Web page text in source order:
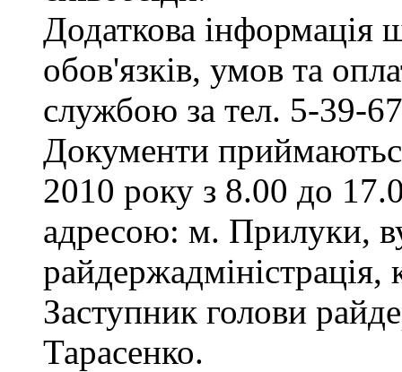
Додаткова інформація
обов'язків, умов та
службою за тел. 5-39-
Документи
2010 року з 8.00 до
адресою: м. Прилуки,
Заступник голови
Тарасенко.